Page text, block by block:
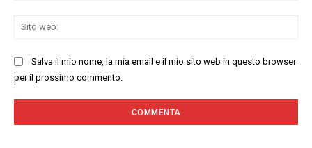
Salva il mio nome, la mia email e il mio sito web in questo browser
per il prossimo commento.